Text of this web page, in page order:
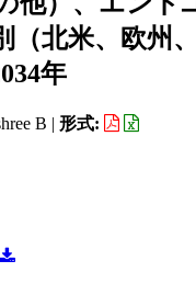
（北米、欧州
年
B | 形式: